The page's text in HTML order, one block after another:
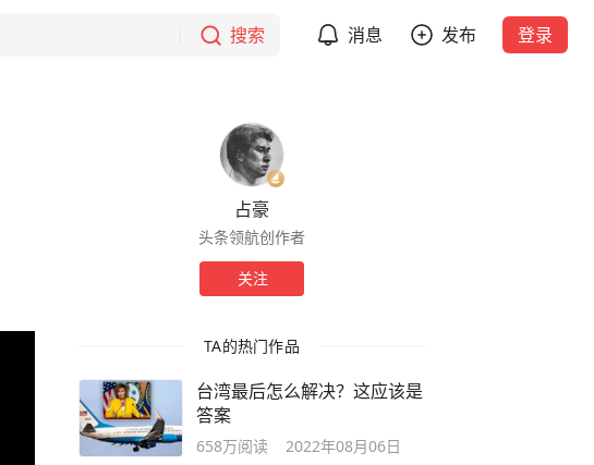
搜索 消息 发布 登录
占豪
头条领航创作者
关注
TA的热门作品
台湾最后怎么解决？这应该是
答案
658万阅读 2022年08月06日